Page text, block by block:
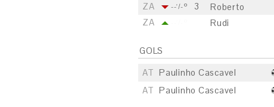
ZA
--'/-º 3
Roberto
ZA
Rudi
GOLS
AT Paulinho Cascavel
AT Paulinho Cascavel